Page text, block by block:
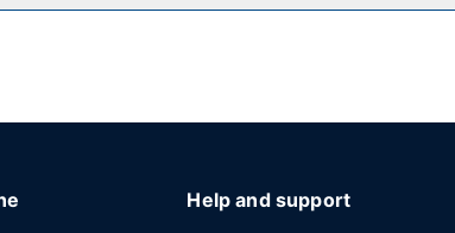
Help and support